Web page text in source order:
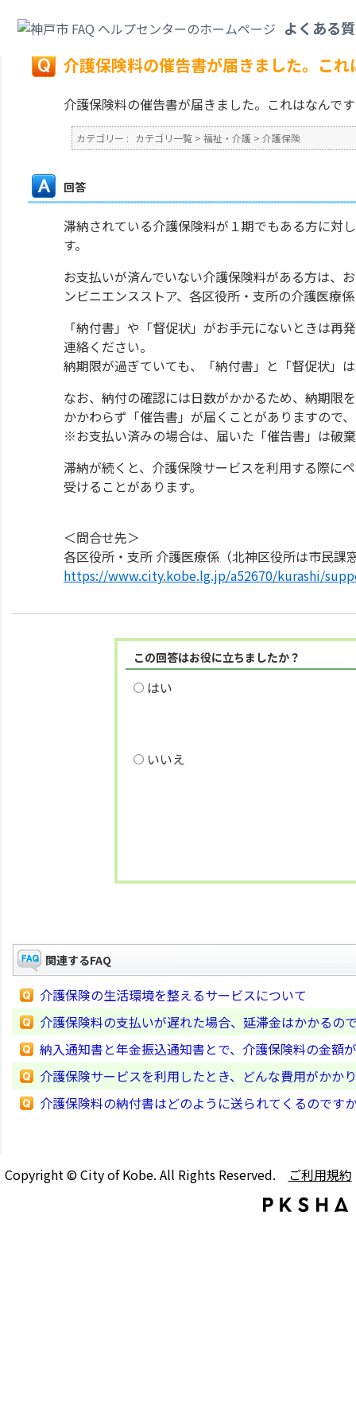
よくある
戻る
介護保険料の催告書が届きました。これ
介護保険料の催告書が届きました。これはなんで
カテゴリー : カテゴリ一覧 > 福祉・介護 > 介護保険
回答
滞納されている介護保険料が１期でもある方に対
す。
お支払いが済んでいない介護保険料がある方は、
ンビニエンスストア、各区役所・支所の介護医療
「納付書」や「督促状」がお手元にないときは
連絡ください。
納期限が過ぎていても、「納付書」と「督促状」
なお、納付の確認には日数がかかるため、納期限
かかわらず「催告書」が届くことがありますので
※お支払い済みの場合は、届いた「催告書」は破
滞納が続くと、介護保険サービスを利用する際に
受けることがあります。
＜問合せ先＞
各区役所・支所 介護医療係（北神区役所は市民課
https://www.city.kobe.lg.jp/a52670/kurashi/
この回答はお役に立ちましたか？
はい
いいえ
関連するFAQ
介護保険の生活環境を整えるサービスについて
介護保険料の支払いが遅れた場合、延滞金はかかるの
納入通知書と年金振込通知書とで、介護保険料の金額
介護保険サービスを利用したとき、どんな費用がかか
介護保険料の納付書はどのように送られてくるのです
Copyright © City of Kobe. All Rights Reserved. ご利用規約